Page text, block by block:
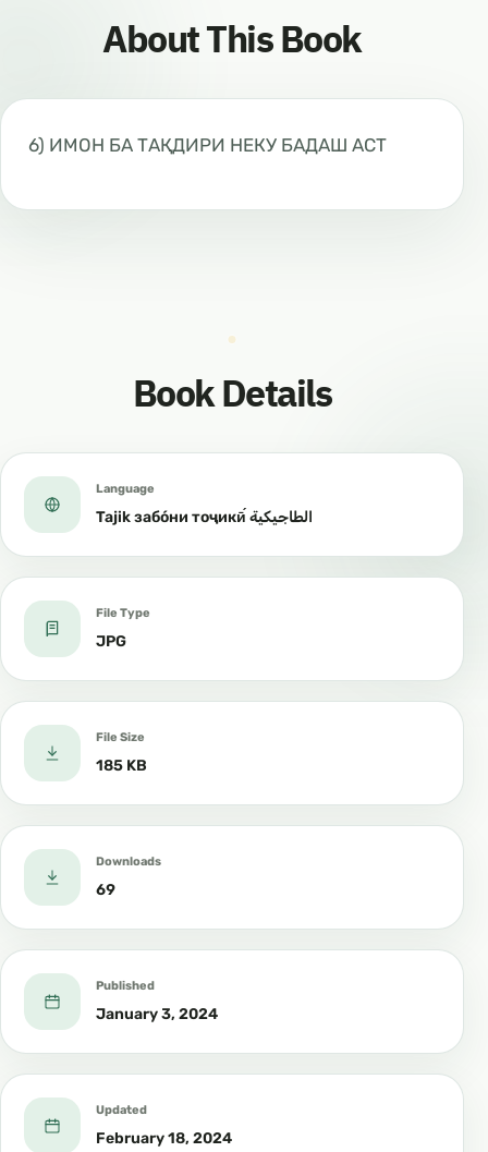
About This Book
6) ИМОН БА ТАҚДИРИ НЕКУ БАДАШ АСТ
Book Details
Language
Tajik забо́ни тоҷикӣ́ الطاجيكية
File Type
JPG
File Size
185 KB
Downloads
69
Published
January 3, 2024
Updated
February 18, 2024